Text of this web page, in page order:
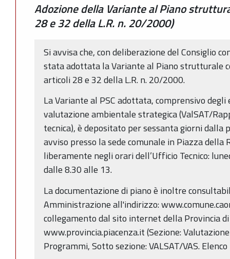
Adozione della Variante al Piano
28 e 32 della L.R. n. 20/2000)
Si avvisa che, con deliberazione del Consiglio
stata adottata la Variante al Piano strutturale
articoli 28 e 32 della L.R. n. 20/2000.
La Variante al PSC adottata, comprensivo
valutazione ambientale strategica (ValSAT/
tecnica), è depositato per sessanta giorni dalla
avviso presso la sede comunale in Piazza della
liberamente negli orari dell’Ufficio Tecnico:
dalle 8.30 alle 13.
La documentazione di piano è inoltre
Amministrazione all'indirizzo:
collegamento dal sito internet della Provincia
www.provincia.piacenza.it (Sezione:
Programmi, Sotto sezione: VALSAT/VAS.